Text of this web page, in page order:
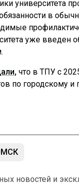
университета
в
уже введен
что в ТПУ с
по городскому
новостей и